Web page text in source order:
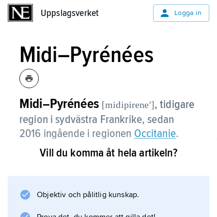
Uppslagsverket Logga in
Midi–Pyrénées
Midi–Pyrénées [midipireneʹ],tidigare
region i sydvästra Frankrike, sedan
2016 ingående i regionen Occitanie.
Midi–Pyrénées är en tämligen glesbefolkad
och Centralmassivet, avfolkas fortfarande,
Vill du komma åt hela artikeln?
Objektiv och pålitlig kunskap.